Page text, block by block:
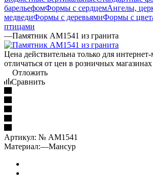
барельефомФормы с сердцемАнгелы,
медведиФормы с деревьямиФормы с
птицами
—Памятник AM1541 из гранита
Цена действительна только для
отличаться от цен в розничных магазинах
Отложить
Сравнить
Артикул: № AM1541
Материал:—Мансур